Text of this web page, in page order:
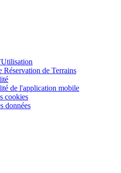
Réservation de Terrains
de l'application mobile
cookies
données